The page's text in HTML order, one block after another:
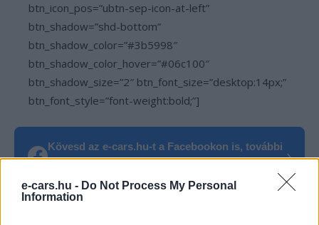
e-cars.hu - Do Not Process My Personal
Information
btn_icon_pos=”ubtn-sep-icon-at-left”
btn_shadow=”shd-bottom”
btn_shadow_color=”#3b5998″
btn_shadow_color_hover=”#06c100″
btn_shadow_size=”2″ btn_font_size=”desktop:14px;”
btn_font_style=”font-weight:bold;”]
Kövesd az e-cars.hu-t a Facebookon is, további
›